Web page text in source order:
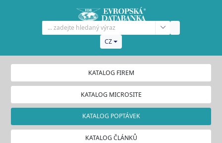
CZ
KATALOG FIREM
KATALOG MICROSITE
KATALOG POPTÁVEK
KATALOG ČLÁNKŮ